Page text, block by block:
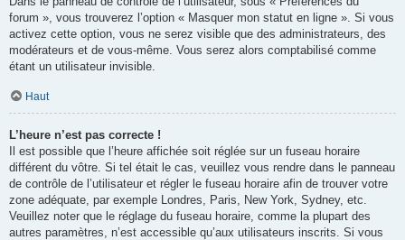
forum », vous trouverez l’option « Masquer mon statut en ligne ». Si vous
activez cette option, vous ne serez visible que des administrateurs, des
modérateurs et de vous-même. Vous serez alors comptabilisé comme
étant un utilisateur invisible.
Haut
L’heure n’est pas correcte !
Il est possible que l’heure affichée soit réglée sur un fuseau horaire
différent du vôtre. Si tel était le cas, veuillez vous rendre dans le panneau
de contrôle de l’utilisateur et régler le fuseau horaire afin de trouver votre
zone adéquate, par exemple Londres, Paris, New York, Sydney, etc.
Veuillez noter que le réglage du fuseau horaire, comme la plupart des
autres paramètres, n’est accessible qu’aux utilisateurs inscrits. Si vous